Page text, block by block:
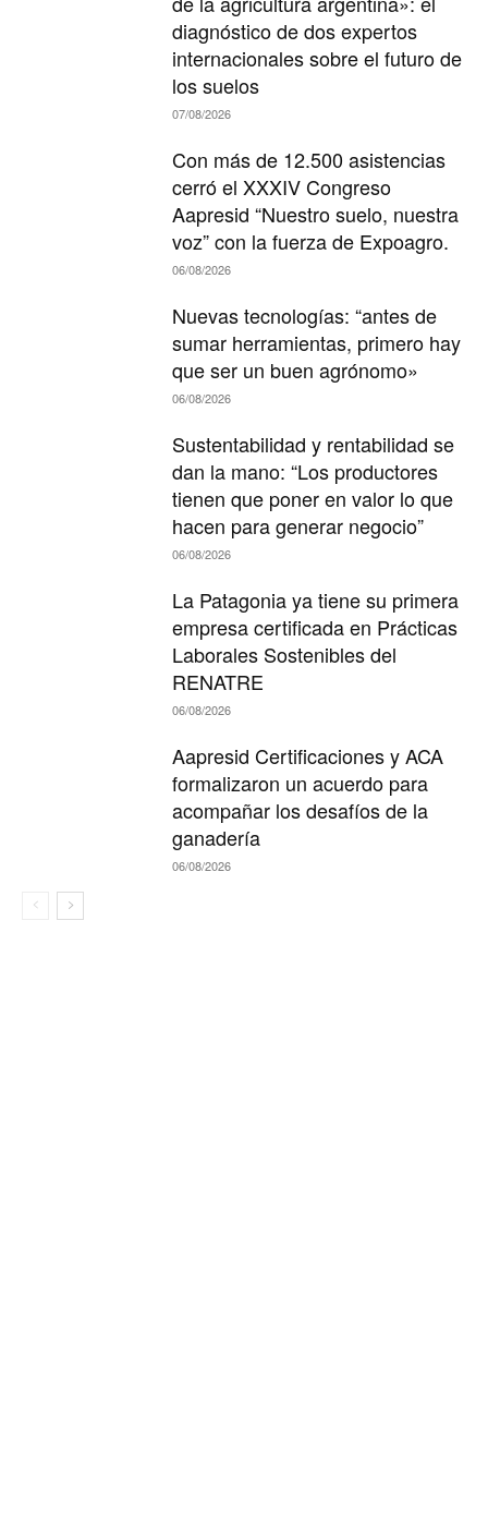
diagnóstico de dos expertos
internacionales sobre el futuro de
los suelos
07/08/2026
Con más de 12.500 asistencias
cerró el XXXIV Congreso
Aapresid “Nuestro suelo, nuestra
voz” con la fuerza de Expoagro.
06/08/2026
Nuevas tecnologías: “antes de
sumar herramientas, primero hay
que ser un buen agrónomo»
06/08/2026
Sustentabilidad y rentabilidad se
dan la mano: “Los productores
tienen que poner en valor lo que
hacen para generar negocio”
06/08/2026
La Patagonia ya tiene su primera
empresa certificada en Prácticas
Laborales Sostenibles del
RENATRE
06/08/2026
Aapresid Certificaciones y ACA
formalizaron un acuerdo para
acompañar los desafíos de la
ganadería
06/08/2026